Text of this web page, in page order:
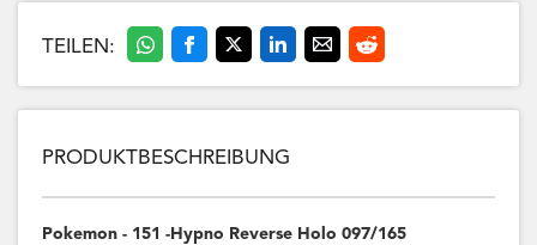
TEILEN:
PRODUKTBESCHREIBUNG
Pokemon - 151 -Hypno Reverse Holo 097/165